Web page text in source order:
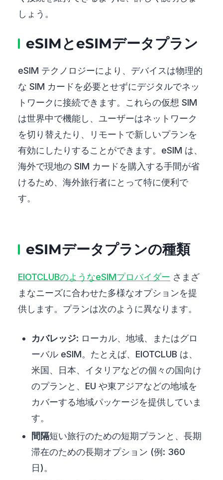
しょう。
eSIMとeSIMデータプラン
eSIM テクノロジーにより、デバイスは物理的
な SIM カードを必要とせずにデジタルでネッ
トワークに接続できます。これらの仮想 SIM
は世界中で機能し、ユーザーはネットワーク
を切り替えたり、リモートで新しいプランを
有効にしたりすることができます。eSIM は、
海外で現地の SIM カードを購入する手間が省
けるため、海外旅行者にとって特に便利で
す。
eSIMデータプランの種類
EIOTCLUBのようなeSIMプロバイダー さまざ
まなニーズに合わせた多様なオプションを提
供します。プランは次のように異なります。
カバレッジ: ローカル、地域、またはグロ
ーバル eSIM。たとえば、EIOTCLUB は、
米国、日本、イタリアなどの個々の国向け
のプランと、EU や東アジアなどの地域を
カバーする地域パッケージを提供していま
す。
間隔短い旅行のための短期プランと、長期
滞在のための長期オプション (例: 360
日)。